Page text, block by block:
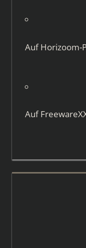
AufHorizoom-
Auf